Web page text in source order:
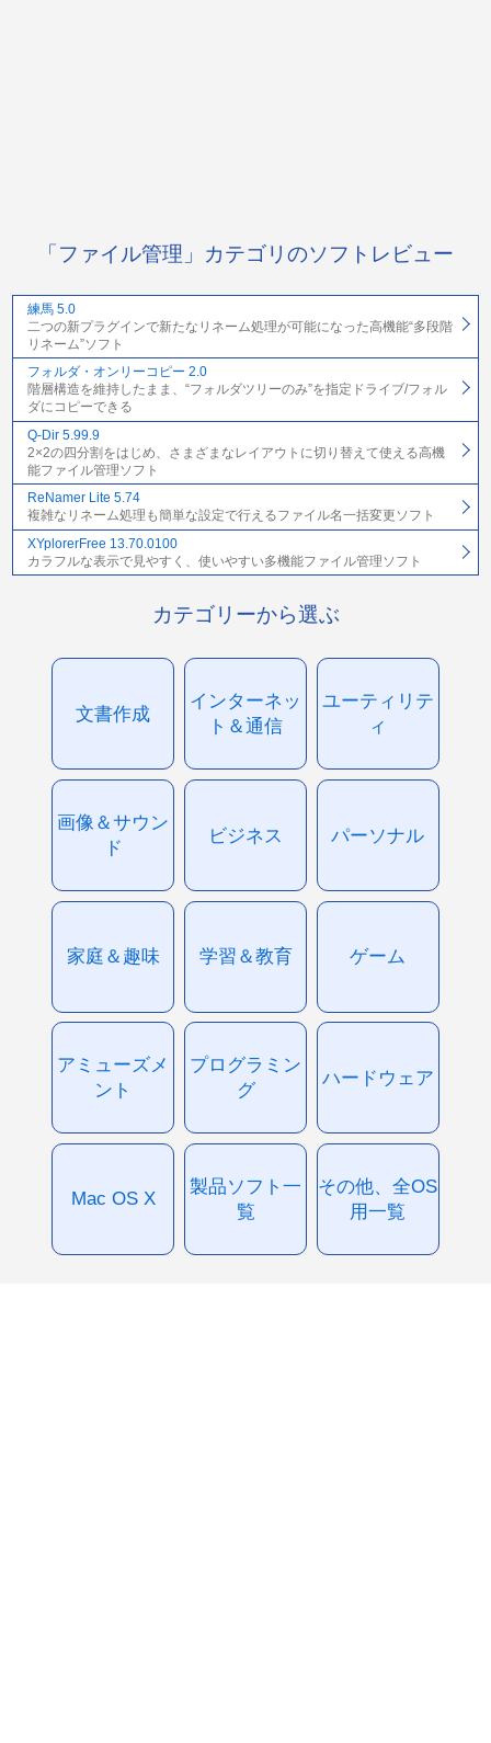
「ファイル管理」カテゴリのソフトレビュー
練馬 5.0
二つの新プラグインで新たなリネーム処理が可能になった高機能“多段階
リネーム”ソフト
フォルダ・オンリーコピー 2.0
階層構造を維持したまま、“フォルダツリーのみ”を指定ドライブ/フォル
ダにコピーできる
Q-Dir 5.99.9
2×2の四分割をはじめ、さまざまなレイアウトに切り替えて使える高機
能ファイル管理ソフト
ReNamer Lite 5.74
複雑なリネーム処理も簡単な設定で行えるファイル名一括変更ソフト
XYplorerFree 13.70.0100
カラフルな表示で見やすく、使いやすい多機能ファイル管理ソフト
カテゴリーから選ぶ
文書作成
インターネッ
ト＆通信
ユーティリテ
ィ
画像＆サウン
ド
ビジネス パーソナル
家庭＆趣味 学習＆教育 ゲーム
アミューズメ
ント
プログラミン
グ
ハードウェア
Mac OS X
製品ソフト一
覧
その他、全OS
用一覧